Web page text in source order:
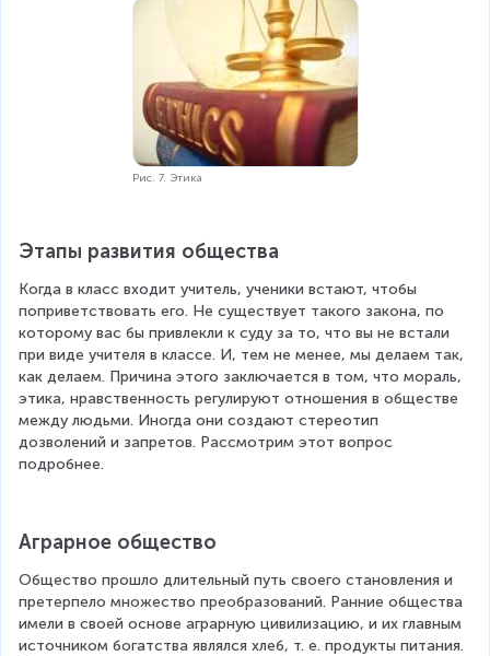
Рис. 7. Этика
Этапы развития общества
Когда в класс входит учитель, ученики встают, чтобы
поприветствовать его. Не существует такого закона, по
которому вас бы привлекли к суду за то, что вы не встали
при виде учителя в классе. И, тем не менее, мы делаем так,
как делаем. Причина этого заключается в том, что мораль,
этика, нравственность регулируют отношения в обществе
между людьми. Иногда они создают стереотип
дозволений и запретов. Рассмотрим этот вопрос
подробнее.
Аграрное общество
Общество прошло длительный путь своего становления и
претерпело множество преобразований. Ранние общества
имели в своей основе аграрную цивилизацию, и их главным
источником богатства являлся хлеб, т. е. продукты питания.